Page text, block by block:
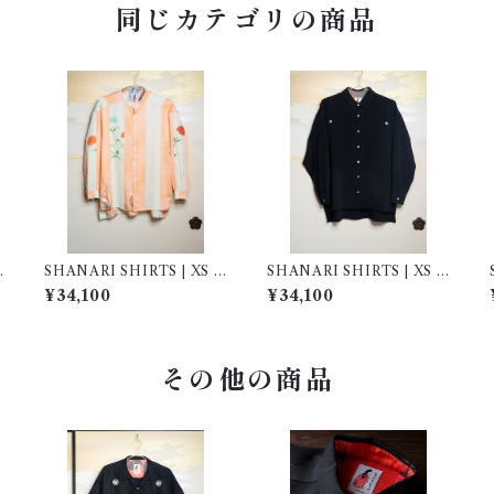
同じカテゴリの商品
SHANARI SHIRTS | XS |
261035
¥34,100
SHANARI SHIRTS | XS |
262028
¥34,100
その他の商品